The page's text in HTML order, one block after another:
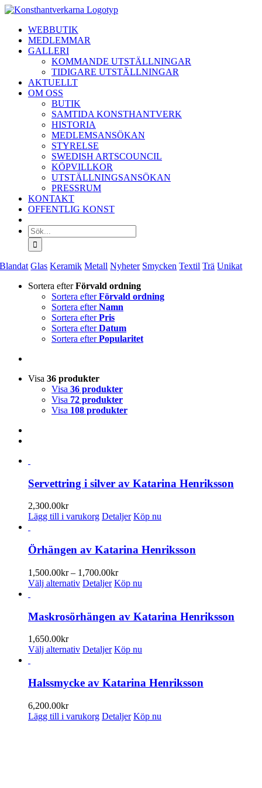
Fortsätt
innehålletWEBBUTIK
MEDLEMMAR
GALLERI
KOMMANDE UTSTÄLLNINGAR
TIDIGARE UTSTÄLLNINGAR
AKTUELLT
OM OSS
BUTIK
SAMTIDA KONSTHANTVERK
HISTORIA
MEDLEMSANSÖKAN
STYRELSE
SWEDISH ARTSCOUNCIL
KÖPVILLKOR
UTSTÄLLNINGSANSÖKAN
PRESSRUM
KONTAKT
OFFENTLIG KONST
Sök
efter:
Blandat Glas Keramik Metall Nyheter Smycken Textil Trä Unikat
Sortera efterFörvald ordning
Sortera efterFörvald ordning
Sortera efterNamn
Sortera efterPris
Sortera efterDatum
Sortera efterPopularitet
Visa 36 produkter
Visa 36 produkter
Visa 72 produkter
Visa 108 produkter
Servettring i silver av Katarina Henriksson
2,300.00kr
Lägg till i varukorg Detaljer Köp nu
Örhängen av Katarina Henriksson
1,500.00kr – 1,700.00krPrisintervall:
1,500.00kr
Välj alternativ Den
har
flera
De
olika
väljas
Detaljer Köp nu
Maskrosörhängen av Katarina Henriksson
1,650.00kr
Välj alternativ Den
har
flera
De
olika
Detaljer Köp nu
Halssmycke av Katarina Henriksson
6,200.00kr
Lägg till i varukorg Detaljer Köp nu